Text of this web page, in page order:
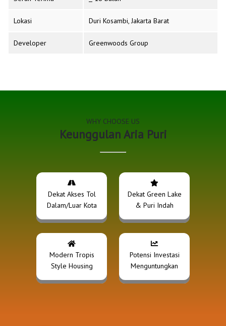
Lokasi Duri Kosambi, Jakarta Barat
Developer Greenwoods Group
WHY CHOOSE US
Keunggulan Aria Puri
Dekat Akses Tol
Dalam/Luar Kota
Dekat Green Lake
& Puri Indah
Modern Tropis
Style Housing
Potensi Investasi
Menguntungkan